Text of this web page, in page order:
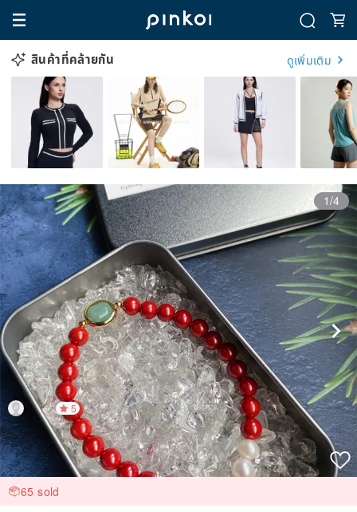
สินค้าที่คล้ายกัน ดูเพิ่มเติม
1/4
5
65 sold